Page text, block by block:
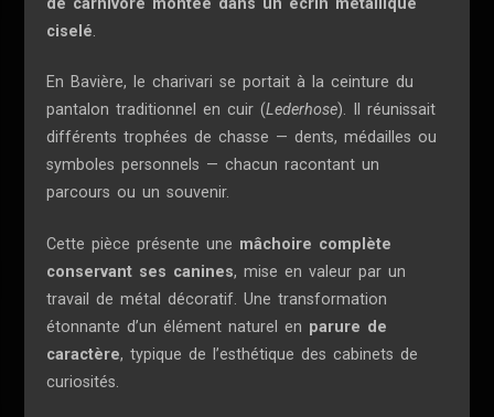
ciselé.
En Bavière, le charivari se portait à la ceinture du
pantalon traditionnel en cuir (Lederhose). Il réunissait
différents trophées de chasse — dents, médailles ou
symboles personnels — chacun racontant un
parcours ou un souvenir.
Cette pièce présente une mâchoire complète
conservant ses canines, mise en valeur par un
travail de métal décoratif. Une transformation
étonnante d’un élément naturel en parure de
caractère, typique de l’esthétique des cabinets de
curiosités.